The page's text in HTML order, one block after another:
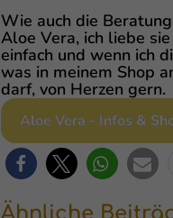
Wie auch die
Aloe Vera, ich liebe sie
einfach und wenn ich
was in meinem Shop
darf, von Herzen gern.
Aloe Vera - Infos &
Ähnliche